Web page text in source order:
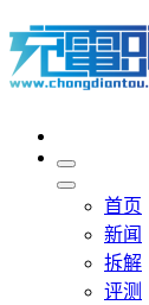
首页
新闻
拆解
评测